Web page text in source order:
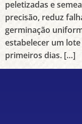
peletizadas e
precisão, reduz
germinação
estabelecer um
primeiros dias. […]